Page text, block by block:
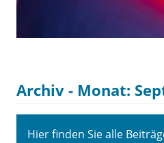
Archiv - Monat:
Hier finden Sie alle